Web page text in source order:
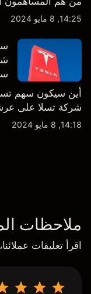
14:25, 8 مايو 2024
أين سيكون سهم
شركة تسلا على
14:18, 8 مايو 2024
ملاحظات
اقرأ تعليقات